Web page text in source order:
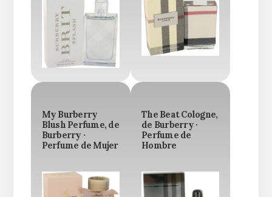
My Burberry
Blush Perfume, de
Burberry ·
Perfume de Mujer
The Beat Cologne,
de Burberry ·
Perfume de
Hombre